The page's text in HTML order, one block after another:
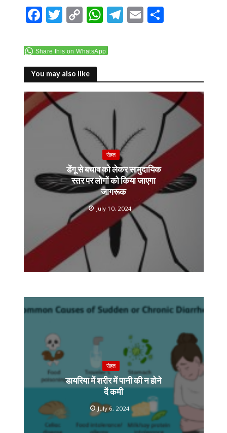
F
e
b
o
o
k
T
itt
er
C
p
y
Li
n
W
at
A
p
p
T
a
m
E S
Share this on WhatsApp
You may also like
सेहत
डेंगू से बचाव को लेकर सामुदायिक
स्तर पर लोगों को किया जाएगा
जागरूक
July 10, 2024
सेहत
डायरिया में शरीर में पानी की न होने
दें कमी
July 6, 2024